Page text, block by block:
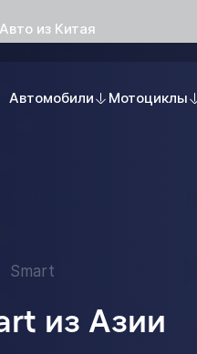
Авто из Китая
Автомобили Мотоциклы
Smart
из Азии